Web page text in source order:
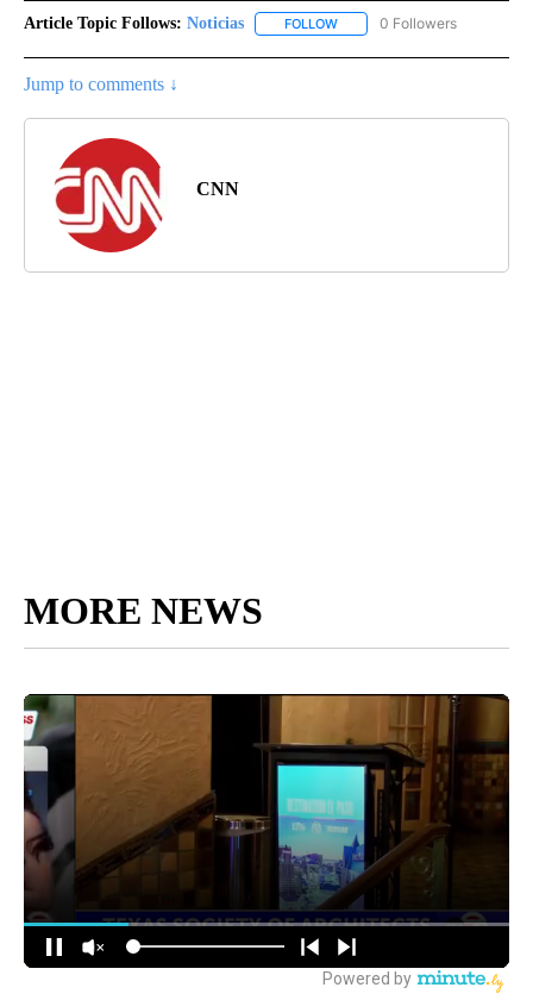
Article Topic Follows: Noticias FOLLOW FOLLOW "NOTICIAS" TO
0 Followers
Jump to comments ↓
CNN
MORE NEWS